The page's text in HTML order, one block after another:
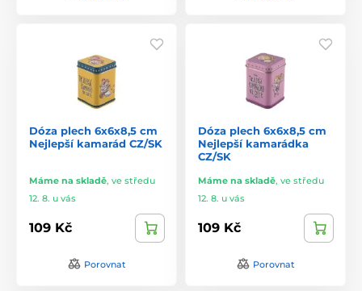
Dóza plech 6x6x8,5 cm
Nejlepší kamarád CZ/SK
Máme na skladě, ve středu
12. 8. u vás
109 Kč
Porovnat
Dóza plech 6x6x8,5 cm
Nejlepší kamarádka
CZ/SK
Máme na skladě, ve středu
12. 8. u vás
109 Kč
Porovnat